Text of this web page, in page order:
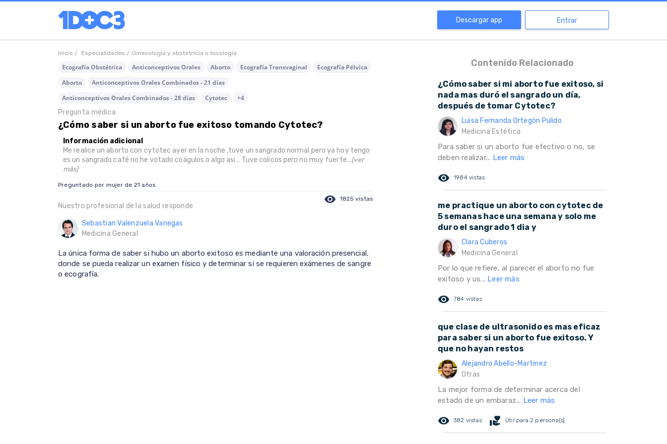
Descargar app Entrar
Inicio / Especialidades / Ginecología y obstetricia o tocología
Ecografía Obstétrica Anticonceptivos Orales Aborto Ecografía Transvaginal
Ecografía Pélvica
Aborto
Anticonceptivos Orales Combinados - 21 días
Anticonceptivos Orales Combinados - 28 días
Cytotec
+4
Pregunta médica
¿Cómo saber si un aborto fue exitoso tomando Cytotec?
Información adicional
Me realice un aborto con cytotec ayer en la noche ,tuve un sangrado normal pero ya hoy tengo
es un sangrado café no he votado coágulos o algo asi .. Tuve colicos pero no muy fuerte...(ver
más)
Preguntado por mujer de 21 años
visibility 1825 vistas
Nuestro profesional de la salud responde
Sebastian Valenzuela Vanegas
Medicina General
La única forma de saber si hubo un aborto exitoso es mediante una valoración presencial,
donde se pueda realizar un examen físico y determinar si se requieren exámenes de sangre
o ecografía.
Contenido Relacionado
¿Cómo saber si mi aborto fue exitoso, si
nada mas duró el sangrado un día,
después de tomar Cytotec?
Luisa Fernanda Ortegón Pulido
Medicina Estética
Para saber si un aborto fue efectivo o no, se
deben realizar... Leer más
remove_red_eye 1984 vistas
me practique un aborto con cytotec de
5 semanas hace una semana y solo me
duro el sangrado 1 dia y
Clara Cuberos
Medicina General
Por lo que refiere, al parecer el aborto no fue
exitoso y us... Leer más
remove_red_eye 784 vistas
que clase de ultrasonido es mas eficaz
para saber si un aborto fue exitoso. Y
que no hayan restos
Alejandro Abello-Martinez
Otras
La mejor forma de determinar acerca del
estado de un embaraz... Leer más
remove_red_eye 382 vistas volunteer_activism Útil para 2 persona(s)